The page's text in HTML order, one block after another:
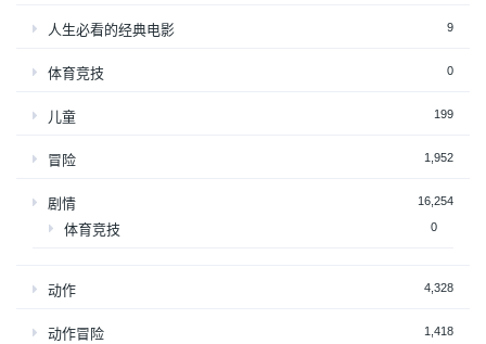
人生必看的经典电影 9
体育竞技 0
儿童 199
冒险 1,952
剧情 16,254
体育竞技 0
动作 4,328
动作冒险 1,418